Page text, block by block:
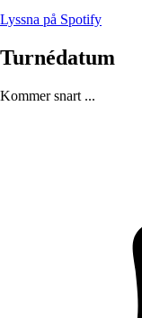
Lyssna på Spotify
Turnédatum
Kommer snart ...